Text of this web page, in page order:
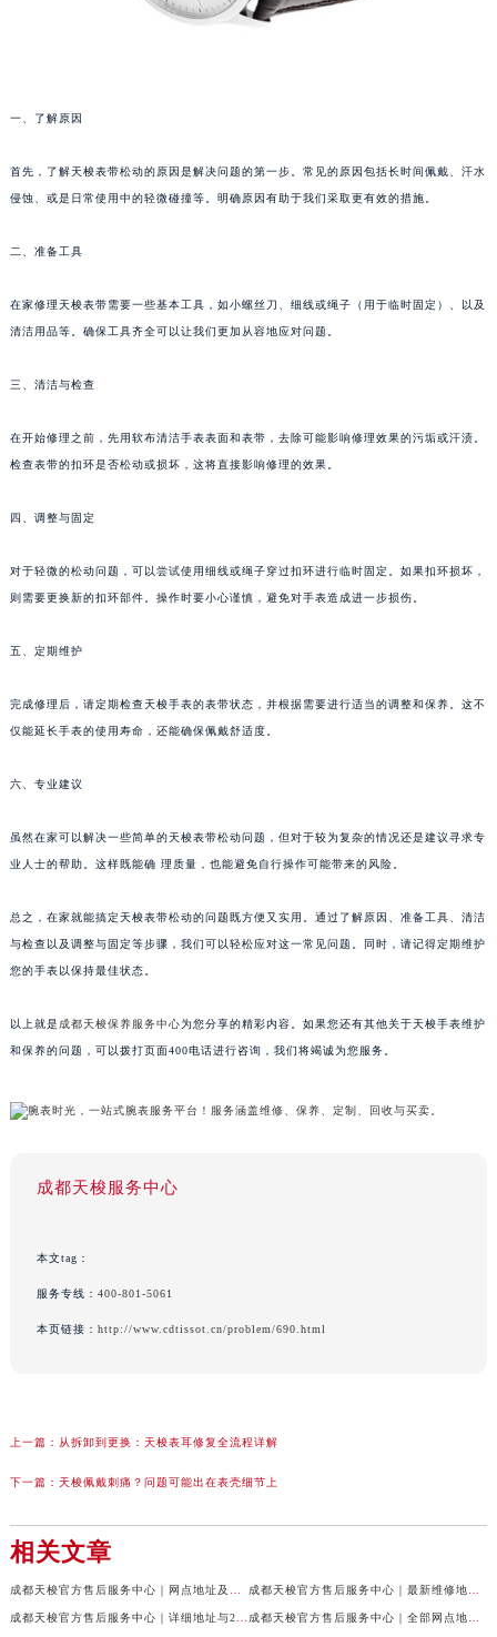
一、了解原因
首先，了解天梭表带松动的原因是解决问题的第一步。常见的原因包括长时间佩戴、汗水
侵蚀、或是日常使用中的轻微碰撞等。明确原因有助于我们采取更有效的措施。
二、准备工具
在家修理天梭表带需要一些基本工具，如小螺丝刀、细线或绳子（用于临时固定）、以及
清洁用品等。确保工具齐全可以让我们更加从容地应对问题。
三、清洁与检查
在开始修理之前，先用软布清洁手表表面和表带，去除可能影响修理效果的污垢或汗渍。
检查表带的扣环是否松动或损坏，这将直接影响修理的效果。
四、调整与固定
对于轻微的松动问题，可以尝试使用细线或绳子穿过扣环进行临时固定。如果扣环损坏，
则需要更换新的扣环部件。操作时要小心谨慎，避免对手表造成进一步损伤。
五、定期维护
完成修理后，请定期检查天梭手表的表带状态，并根据需要进行适当的调整和保养。这不
仅能延长手表的使用寿命，还能确保佩戴舒适度。
六、专业建议
虽然在家可以解决一些简单的天梭表带松动问题，但对于较为复杂的情况还是建议寻求专
业人士的帮助。这样既能确 理质量，也能避免自行操作可能带来的风险。
总之，在家就能搞定天梭表带松动的问题既方便又实用。通过了解原因、准备工具、清洁
与检查以及调整与固定等步骤，我们可以轻松应对这一常见问题。同时，请记得定期维护
您的手表以保持最佳状态。
以上就是 成都天梭保养服务中心为您分享的精彩内容。如果您还有其他关于天梭手表维护
和保养的问题，可以拨打页面400电话进行咨询，我们将竭诚为您服务。
成都天梭服务中心
本文tag：
服务专线： 400-801-5061
本页链接： http://www.cdtissot.cn/problem/690.html
上一篇： 从拆卸到更换：天梭表耳修复全流程详解
下一篇： 天梭佩戴刺痛？问题可能出在表壳细节上
相关文章